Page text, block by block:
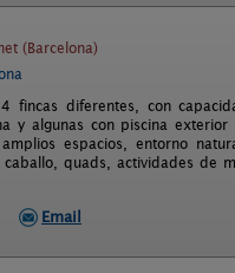
(Barcelona)
fincas diferentes, con
y algunas con piscina
espacios, entorno
quads, actividades de
Email